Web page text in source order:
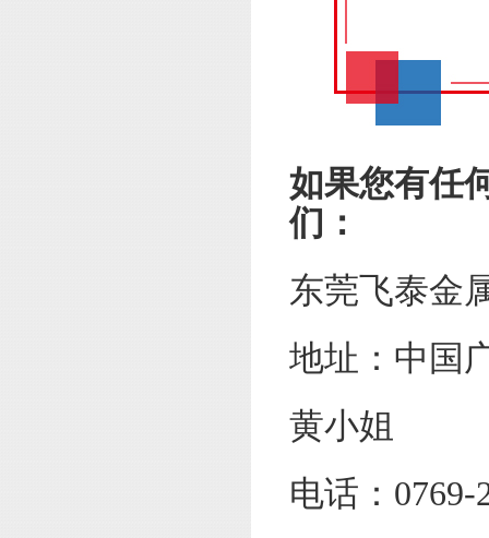
如果您有任
们：
东莞飞泰金
地址：中国
黄小姐
电话：0769-